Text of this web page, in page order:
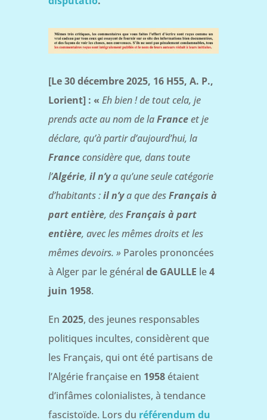
[Le 30 décembre 2025, 16 H55, A. P.,
Lorient] : « Eh bien ! de tout cela, je
prends acte au nom de laFranceet je
déclare, qu’à partir d’aujourd’hui, la
Franceconsidère que, dans toute
l’Algérie, il n’ya qu’une seule catégorie
d’habitants :il n’ya que desFrançais à
part entière, desFrançais à part
entière, avec les mêmes droits et les
mêmes devoirs. » Paroles prononcées
à Alger par le général de GAULLE le4
juin 1958.
En 2025, des jeunes responsables
politiques incultes, considèrent que
les Français, qui ont été partisans de
l’Algérie française en 1958 étaient
d’infâmes colonialistes, à tendance
fascistoïde. Lors du référendum du